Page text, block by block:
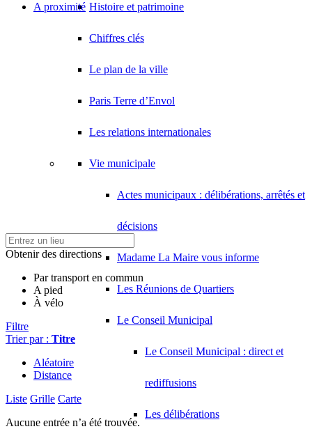
Histoire et patrimoine
Chiffres clés
Le plan de la ville
Paris Terre d’Envol
Les relations internationales
Vie municipale
Actes municipaux : délibérations, arrêtés et
décisions
Madame La Maire vous informe
Les Réunions de Quartiers
Le Conseil Municipal
Le Conseil Municipal : direct et
rediffusions
Les délibérations
A proximité
Obtenir des directions
Par transport en commun
A pied
À vélo
Filtre
Trier par : Titre
Aléatoire
Distance
Liste Grille Carte
Aucune entrée n’a été trouvée.